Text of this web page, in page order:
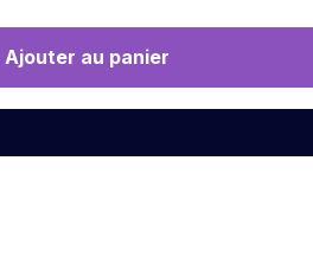
Ajouter au panier